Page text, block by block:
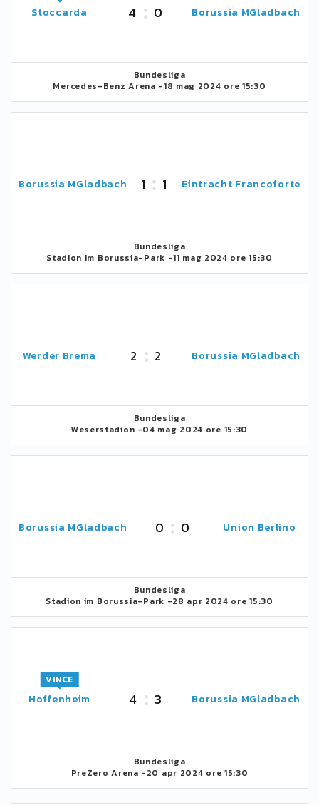
Stoccarda 4 0 Borussia MGladbach
Bundesliga
Mercedes-Benz Arena -18 mag 2024 ore 15:30
Borussia MGladbach 1 1 Eintracht Francoforte
Bundesliga
Stadion im Borussia-Park -11 mag 2024 ore 15:30
Werder Brema 2 2 Borussia MGladbach
Bundesliga
Weserstadion -04 mag 2024 ore 15:30
Borussia MGladbach 0 0 Union Berlino
Bundesliga
Stadion im Borussia-Park -28 apr 2024 ore 15:30
Hoffenheim
VINCE
4 3 Borussia MGladbach
Bundesliga
PreZero Arena -20 apr 2024 ore 15:30